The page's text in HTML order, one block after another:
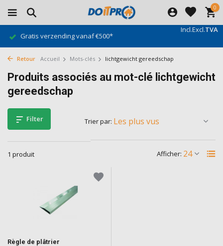
0
Incl.Excl.TVA
Gratis verzending vanaf €500*
Retour Accueil Mots-clés lichtgewicht gereedschap
Produits associés au mot-clé lichtgewicht
gereedschap
Filter
1 produit Afficher:
Trier par:
Règle de plâtrier